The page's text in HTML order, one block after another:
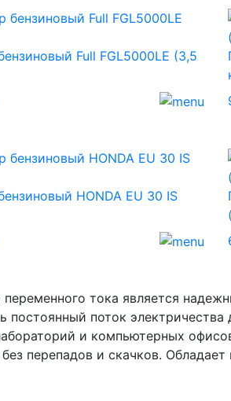
Full FGL5000LE (3,5
HONDA EU 30 IS
тока является
постоянный поток
и компьютерных
перепадов и скачков.